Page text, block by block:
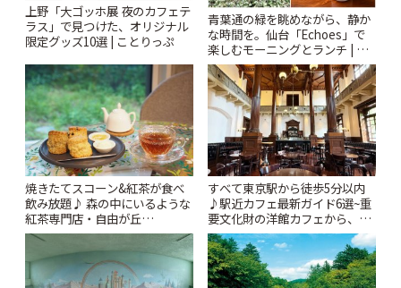
上野「大ゴッホ展 夜のカフェテ
ラス」で見つけた、オリジナル
限定グッズ10選 | ことりっぷ
青葉通の緑を眺めながら、静か
な時間を。仙台「Echoes」で
楽しむモーニングとランチ | こ
とりっぷ
焼きたてスコーン&紅茶が食べ
飲み放題♪ 森の中にいるような
紅茶専門店・自由が丘
「YOTSUBA TEA」でのんびり
時間 | ことりっぷ
すべて東京駅から徒歩5分以内
♪駅近カフェ最新ガイド6選~重
要文化財の洋館カフェから、改
札すぐのレトロ喫茶まで~ | こと
りっぷ